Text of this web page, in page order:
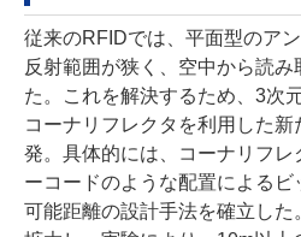
従来のRFIDでは、平面型のア
反射範囲が狭く、空中から読
た。これを解決するため、3次
コーナリフレクタを利用した
発。具体的には、コーナリフ
ーコードのような配置によるビ
可能距離の設計手法を確立し